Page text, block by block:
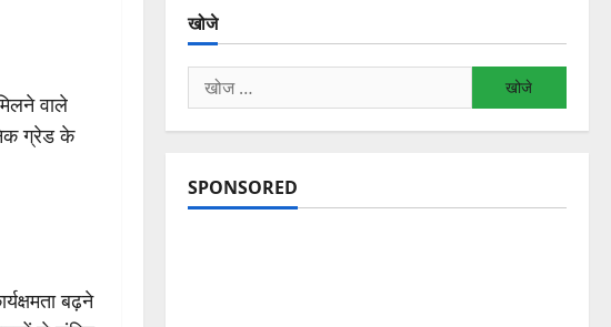
वाले
ग्रेड के
बढ़ने
खोजे
निम्न
को
खोजें:
SPONSORED